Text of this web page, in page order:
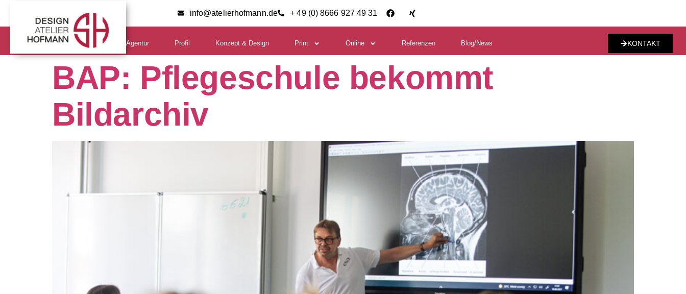
info@atelierhofmann.de + 49 (0) 8666 927 49 31
KONTAKT
Agentur Profil Konzept & Design Print Online Referenzen Blog/News
BAP: Pflegeschule bekommt
Bildarchiv